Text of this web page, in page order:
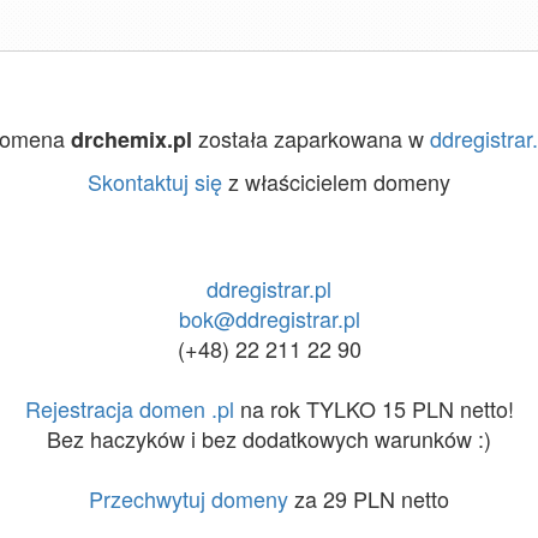
drchemix.pl została zaparkowana w
Skontaktuj sięz właścicielem domeny
ddregistrar.pl
bok@ddregistrar.pl
(+48) 22 211 22 90
Rejestracja domen .pl na rok TYLKO 15 PLN netto!
Bez haczyków i bez dodatkowych warunków :)
Przechwytuj domenyza 29 PLN netto